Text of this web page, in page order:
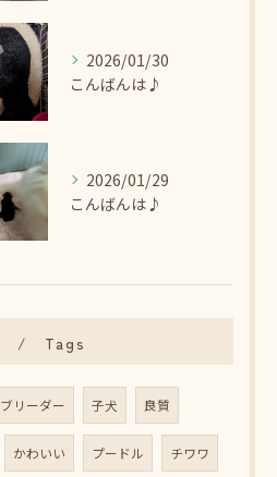
2026/01/30
こんばんは♪
2026/01/29
こんばんは♪
Tags
ブリーダー 子犬 良質
かわいい プードル チワワ